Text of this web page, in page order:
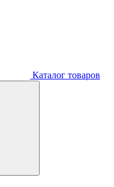
Каталог товаров